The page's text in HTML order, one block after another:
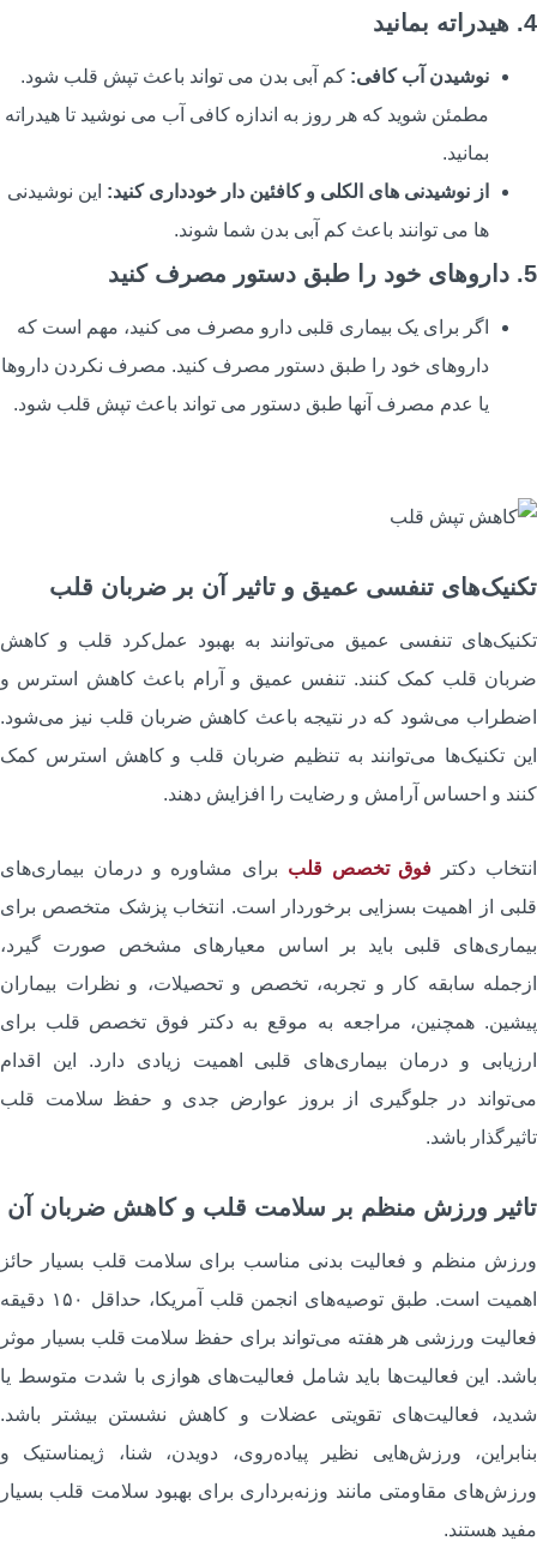
بمانید
نوشیدن آب کافی:کم آبی بدن می تواند باعث تپش قلب شود.
مطمئن شوید که هر روز به اندازه کافی آب می نوشید تا هیدراته
بمانید.
از نوشیدنی های الکلی و کافئین دار خودداری کنید:این نوشیدنی
ها می توانند باعث کم آبی بدن شما شوند.
دستور مصرف کنید
اگر برای یک بیماری قلبی دارو مصرف می کنید، مهم است که
داروهای خود را طبق دستور مصرف کنید. مصرف نکردن داروها
یا عدم مصرف آنها طبق دستور می تواند باعث تپش قلب شود.
تنفسی عمیق و تاثیر آن بر ضربان قلب
تنفسی عمیق می‌توانند به بهبود عمل‌کرد قلب و کاهش
قلب کمک کنند. تنفس عمیق و آرام باعث کاهش استرس و
می‌شود که در نتیجه باعث کاهش ضربان قلب نیز می‌شود.
تکنیک‌ها می‌توانند به تنظیم ضربان قلب و کاهش استرس کمک
و احساس آرامش و رضایت را افزایش دهند.
دکتر فوق تخصص قلببرای مشاوره و درمان بیماری‌های
از اهمیت بسزایی برخوردار است. انتخاب پزشک متخصص برای
قلبی باید بر اساس معیارهای مشخص صورت گیرد،
سابقه کار و تجربه، تخصص و تحصیلات، و نظرات بیماران
همچنین، مراجعه به موقع به دکتر فوق تخصص قلب برای
و درمان بیماری‌های قلبی اهمیت زیادی دارد. این اقدام
در جلوگیری از بروز عوارض جدی و حفظ سلامت قلب
باشد.
ورزش منظم بر سلامت قلب و کاهش ضربان آن
منظم و فعالیت بدنی مناسب برای سلامت قلب بسیار حائز
اهمیت است. طبق توصیه‌های انجمن قلب آمریکا، حداقل ۱۵۰ دقیقه
ورزشی هر هفته می‌تواند برای حفظ سلامت قلب بسیار موثر
این فعالیت‌ها باید شامل فعالیت‌های هوازی با شدت متوسط یا
فعالیت‌های تقویتی عضلات و کاهش نشستن بیشتر باشد.
ورزش‌هایی نظیر پیاده‌روی، دویدن، شنا، ژیمناستیک و
مقاومتی مانند وزنه‌برداری برای بهبود سلامت قلب بسیار
هستند.